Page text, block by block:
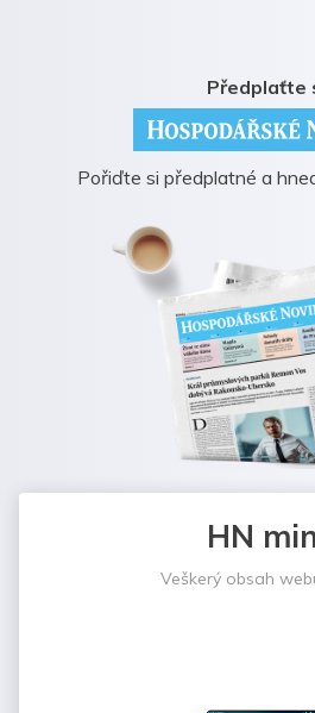
Předplaťte
Pořiďte si předplatné a
HN
Veškerý obsah